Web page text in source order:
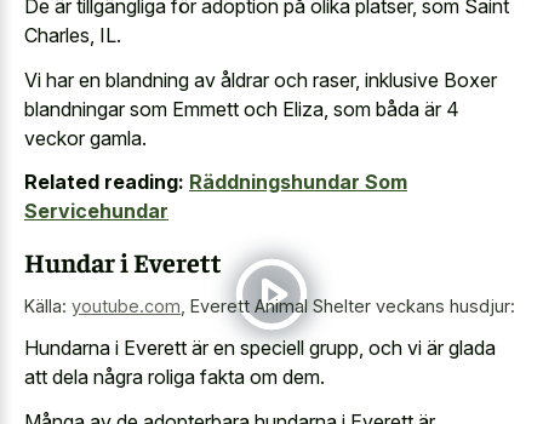
De är tillgängliga för adoption på olika platser, som Saint
Charles, IL.
Vi har en blandning av åldrar och raser, inklusive Boxer
blandningar som Emmett och Eliza, som båda är 4
veckor gamla.
Related reading: Räddningshundar Som
Servicehundar
Hundar i Everett
Källa: youtube.com Everett Animal Shelter veckans husdjur:
Hundarna i Everett är en speciell grupp, och vi är glada
att dela några roliga fakta om dem.